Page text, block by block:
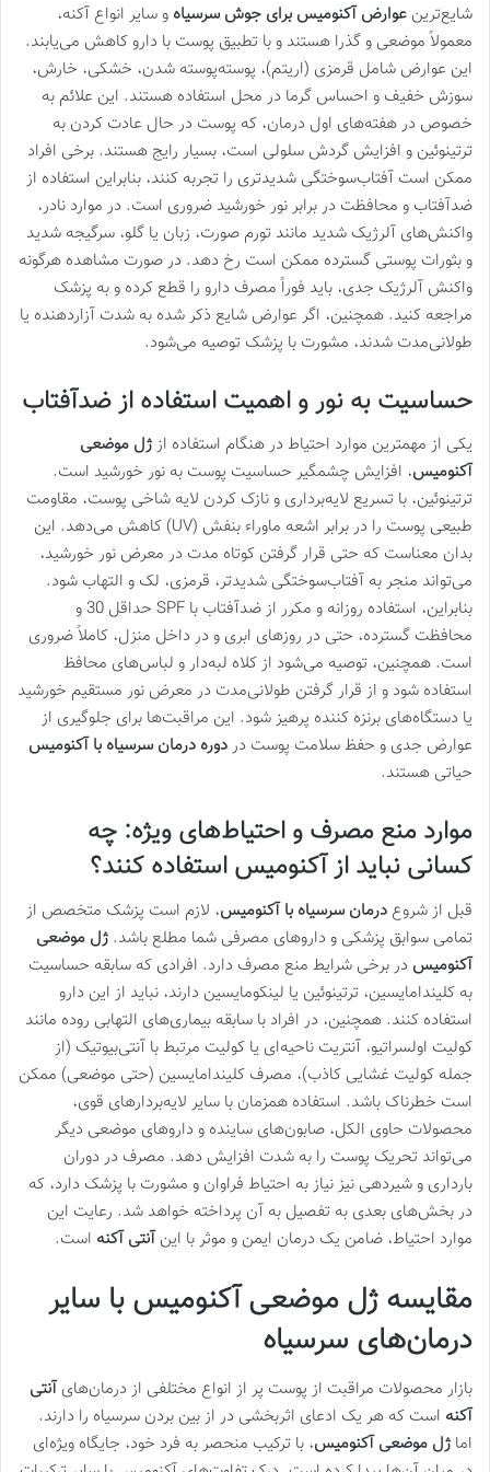
شایع‌ترین عوارض آکنومیس برای جوش سرسیاه و سایر انواع آکنه،
معمولاً موضعی و گذرا هستند و با تطبیق پوست با دارو کاهش می‌یابند.
این عوارض شامل قرمزی (اریتم)، پوسته‌پوسته شدن، خشکی، خارش،
سوزش خفیف و احساس گرما در محل استفاده هستند. این علائم به
خصوص در هفته‌های اول درمان، که پوست در حال عادت کردن به
ترتینوئین و افزایش گردش سلولی است، بسیار رایج هستند. برخی افراد
ممکن است آفتاب‌سوختگی شدیدتری را تجربه کنند، بنابراین استفاده از
ضدآفتاب و محافظت در برابر نور خورشید ضروری است. در موارد نادر،
واکنش‌های آلرژیک شدید مانند تورم صورت، زبان یا گلو، سرگیجه شدید
و بثورات پوستی گسترده ممکن است رخ دهد. در صورت مشاهده هرگونه
واکنش آلرژیک جدی، باید فوراً مصرف دارو را قطع کرده و به پزشک
مراجعه کنید. همچنین، اگر عوارض شایع ذکر شده به شدت آزاردهنده یا
طولانی‌مدت شدند، مشورت با پزشک توصیه می‌شود.
حساسیت به نور و اهمیت استفاده از ضدآفتاب
یکی از مهمترین موارد احتیاط در هنگام استفاده ازژل موضعی
آکنومیس، افزایش چشمگیر حساسیت پوست به نور خورشید است.
ترتینوئین، با تسریع لایه‌برداری و نازک کردن لایه شاخی پوست، مقاومت
طبیعی پوست را در برابر اشعه ماوراء بنفش (UV) کاهش می‌دهد. این
بدان معناست که حتی قرار گرفتن کوتاه مدت در معرض نور خورشید،
می‌تواند منجر به آفتاب‌سوختگی شدیدتر، قرمزی، لک و التهاب شود.
بنابراین، استفاده روزانه و مکرر از ضدآفتاب با SPF حداقل 30 و
محافظت گسترده، حتی در روزهای ابری و در داخل منزل، کاملاً ضروری
است. همچنین، توصیه می‌شود از کلاه لبه‌دار و لباس‌های محافظ
استفاده شود و از قرار گرفتن طولانی‌مدت در معرض نور مستقیم خورشید
یا دستگاه‌های برنزه کننده پرهیز شود. این مراقبت‌ها برای جلوگیری از
عوارض جدی و حفظ سلامت پوست دردوره درمان سرسیاه با آکنومیس
حیاتی هستند.
موارد منع مصرف و احتیاط‌های ویژه: چه
کسانی نباید از آکنومیس استفاده کنند؟
قبل از شروع درمان سرسیاه با آکنومیس، لازم است پزشک متخصص از
تمامی سوابق پزشکی و داروهای مصرفی شما مطلع باشد. ژل موضعی
آکنومیس در برخی شرایط منع مصرف دارد. افرادی که سابقه حساسیت
به کلیندامایسین، ترتینوئین یا لینکومایسین دارند، نباید از این دارو
استفاده کنند. همچنین، در افراد با سابقه بیماری‌های التهابی روده مانند
کولیت اولسراتیو، آنتریت ناحیه‌ای یا کولیت مرتبط با آنتی‌بیوتیک (از
جمله کولیت غشایی کاذب)، مصرف کلیندامایسین (حتی موضعی) ممکن
است خطرناک باشد. استفاده همزمان با سایر لایه‌بردارهای قوی،
محصولات حاوی الکل، صابون‌های ساینده و داروهای موضعی دیگر
می‌تواند تحریک پوست را به شدت افزایش دهد. مصرف در دوران
بارداری و شیردهی نیز نیاز به احتیاط فراوان و مشورت با پزشک دارد، که
در بخش‌های بعدی به تفصیل به آن پرداخته خواهد شد. رعایت این
موارد احتیاط، ضامن یک درمان ایمن و موثر با اینآنتی آکنه است.
مقایسه ژل موضعی آکنومیس با سایر
درمان‌های سرسیاه
بازار محصولات مراقبت از پوست پر از انواع مختلفی از درمان‌هایآنتی
آکنه است که هر یک ادعای اثربخشی در از بین بردن سرسیاه را دارند.
اما ژل موضعی آکنومیس، با ترکیب منحصر به فرد خود، جایگاه ویژه‌ای